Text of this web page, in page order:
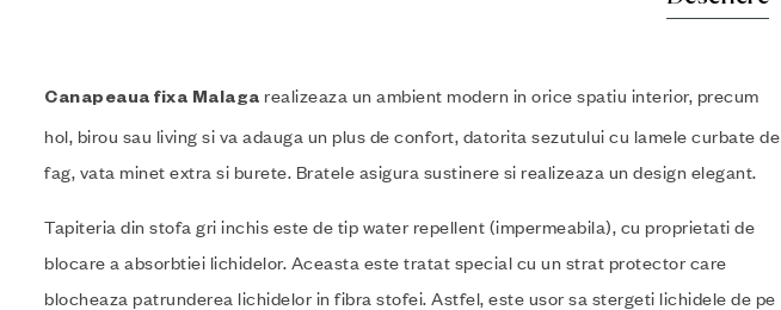
Canapeaua fixa Malaga realizeaza un ambient modern in orice spatiu interior, precum
hol, birou sau living si va adauga un plus de confort, datorita sezutului cu lamele curbate de
fag, vata minet extra si burete. Bratele asigura sustinere si realizeaza un design elegant.
Tapiteria din stofa gri inchis este de tip water repellent (impermeabila), cu proprietati de
blocare a absorbtiei lichidelor. Aceasta este tratat special cu un strat protector care
blocheaza patrunderea lichidelor in fibra stofei. Astfel, este usor sa stergeti lichidele de pe